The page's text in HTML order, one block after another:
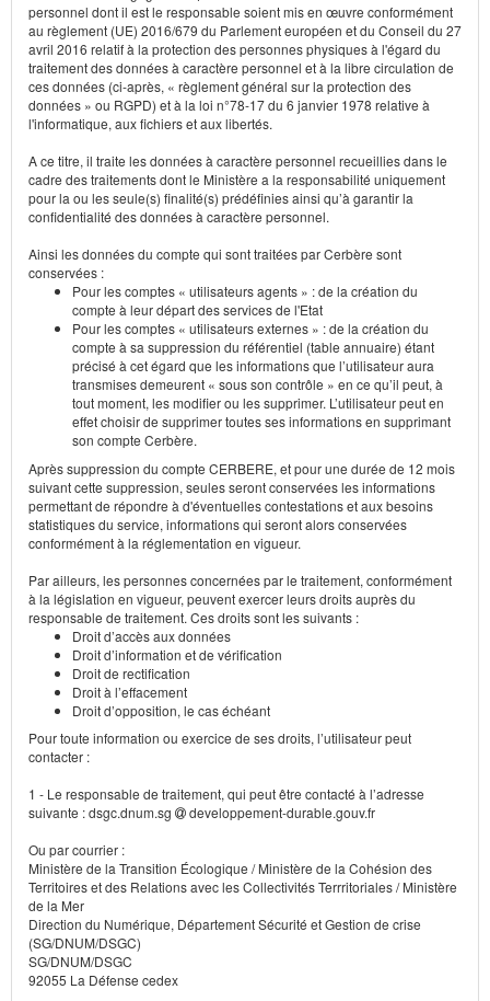
personnel dont il est le responsable soient mis en œuvre conformément
au règlement (UE) 2016/679 du Parlement européen et du Conseil du 27
avril 2016 relatif à la protection des personnes physiques à l'égard du
traitement des données à caractère personnel et à la libre circulation de
ces données (ci-après, « règlement général sur la protection des
données » ou RGPD) et à la loi n°78-17 du 6 janvier 1978 relative à
l'informatique, aux fichiers et aux libertés.
A ce titre, il traite les données à caractère personnel recueillies dans le
cadre des traitements dont le Ministère a la responsabilité uniquement
pour la ou les seule(s) finalité(s) prédéfinies ainsi qu’à garantir la
confidentialité des données à caractère personnel.
Ainsi les données du compte qui sont traitées par Cerbère sont
conservées :
Pour les comptes « utilisateurs agents » : de la création du
compte à leur départ des services de l'Etat
Pour les comptes « utilisateurs externes » : de la création du
compte à sa suppression du référentiel (table annuaire) étant
précisé à cet égard que les informations que l’utilisateur aura
transmises demeurent « sous son contrôle » en ce qu’il peut, à
tout moment, les modifier ou les supprimer. L’utilisateur peut en
effet choisir de supprimer toutes ses informations en supprimant
son compte Cerbère.
Après suppression du compte CERBERE, et pour une durée de 12 mois
suivant cette suppression, seules seront conservées les informations
permettant de répondre à d'éventuelles contestations et aux besoins
statistiques du service, informations qui seront alors conservées
conformément à la réglementation en vigueur.
Par ailleurs, les personnes concernées par le traitement, conformément
à la législation en vigueur, peuvent exercer leurs droits auprès du
responsable de traitement. Ces droits sont les suivants :
Droit d’accès aux données
Droit d’information et de vérification
Droit de rectification
Droit à l’effacement
Droit d’opposition, le cas échéant
Pour toute information ou exercice de ses droits, l’utilisateur peut
contacter :
1 - Le responsable de traitement, qui peut être contacté à l’adresse
suivante : dsgc.dnum.sg
developpement-durable.gouv.fr
Ou par courrier :
Ministère de la Transition Écologique / Ministère de la Cohésion des
Territoires et des Relations avec les Collectivités Terrritoriales / Ministère
de la Mer
Direction du Numérique, Département Sécurité et Gestion de crise
(SG/DNUM/DSGC)
SG/DNUM/DSGC
92055 La Défense cedex